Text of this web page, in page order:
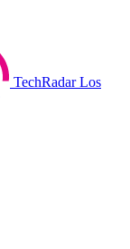
TechRadar Los